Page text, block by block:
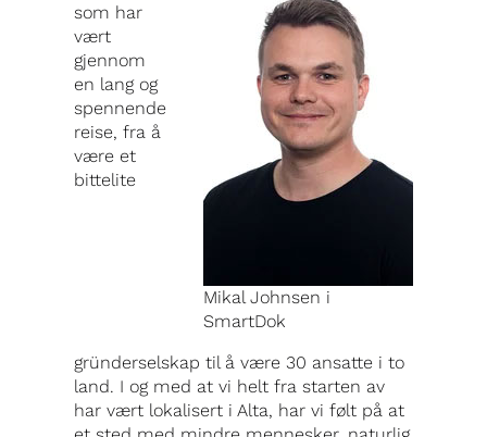
Mikal Johnsen i
SmartDok
som har
vært
gjennom
en lang og
spennende
reise, fra å
være et
bittelite
gründerselskap til å være 30 ansatte i to
land. I og med at vi helt fra starten av
har vært lokalisert i Alta, har vi følt på at